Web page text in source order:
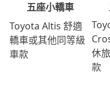
五座小轎車
Toyota Altis 舒適
轎車或其他同等級
車款
休
款